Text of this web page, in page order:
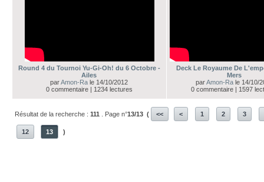
Round 4 du Tournoi Yu-Gi-Oh! du 6 Octobre -
Ailes
parAmon-Ra le 14/10/2012
0 commentaire | 1234 lectures
Deck Le Royaume De
Mers
parAmon-Ra le 14/10/
0 commentaire | 1597
Résultat de la recherche : 111 . Page n°13/13 ( << < 1 2 3
12 13 )